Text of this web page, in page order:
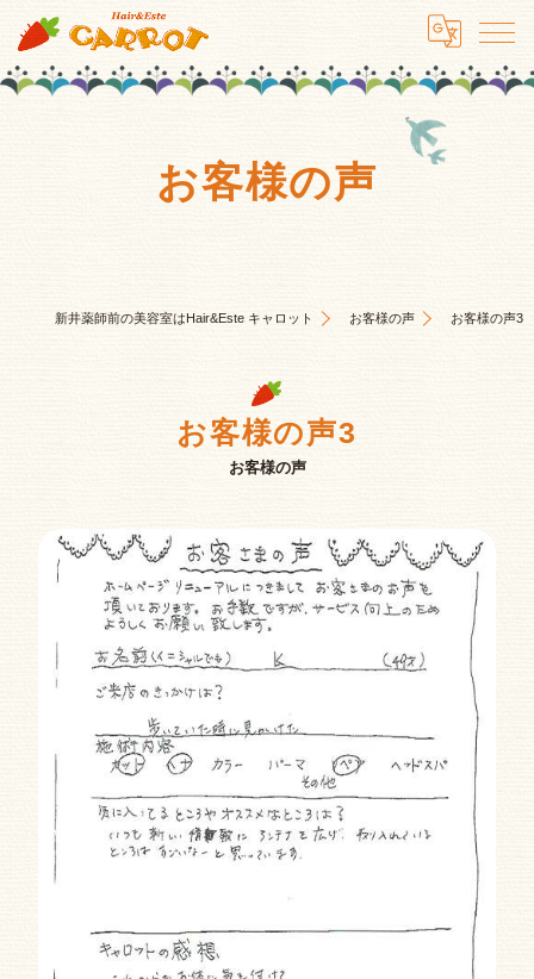
お客様の声
新井薬師前の美容室はHair&Este キャロット お客様の声 お客様の声3
お客様の声
お客様の声3